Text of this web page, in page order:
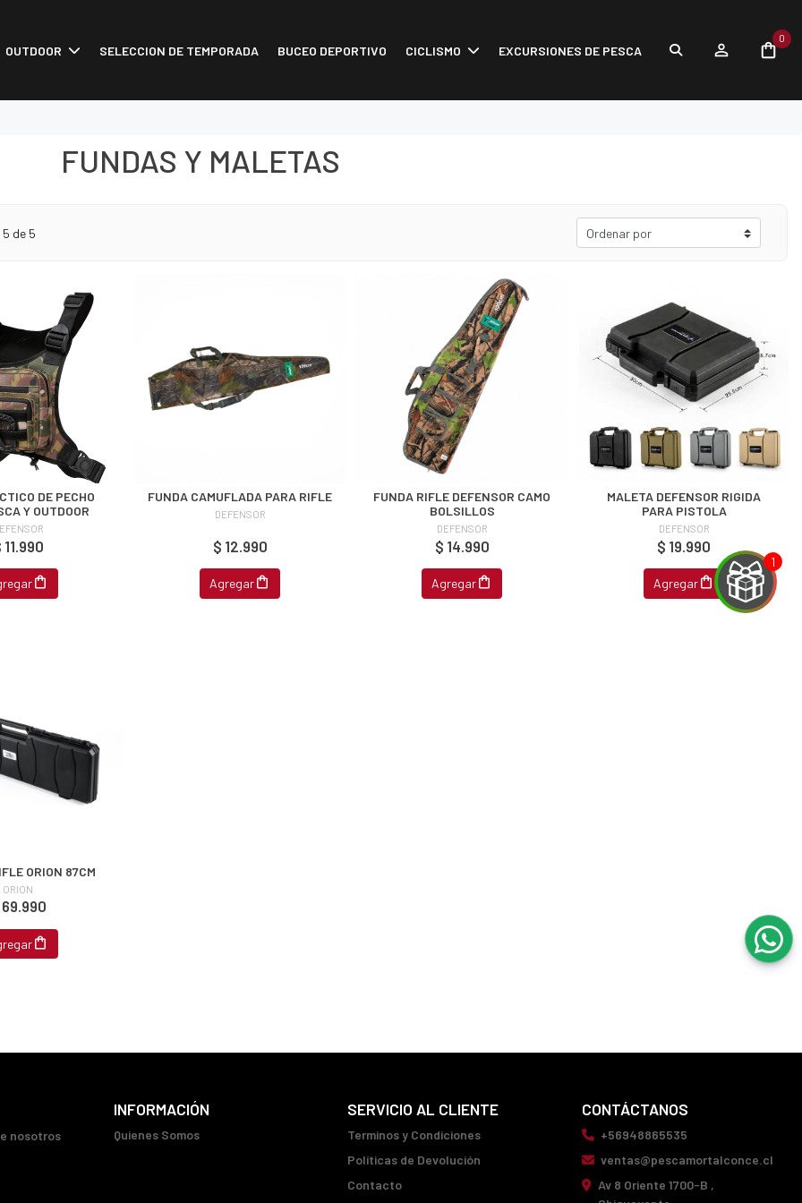
OUTDOOR SELECCION DE TEMPORADA BUCEO DEPORTIVO CICLISMO EXCURSIONES DE PESCA
0
FUNDAS Y MALETAS
5 de 5
DE PECHO
Y OUTDOOR
11.990
FUNDA CAMUFLADA PARA RIFLE
DEFENSOR
$ 12.990
Agregar
FUNDA RIFLE DEFENSOR CAMO
BOLSILLOS
DEFENSOR
$ 14.990
Agregar
MALETA DEFENSOR RIGIDA
PARA PISTOLA
DEFENSOR
$ 19.990
Agregar
ORION 87CM
ORION
nosotros
INFORMACIÓN
Quienes Somos
SERVICIO AL CLIENTE
Terminos y Condiciones
Políticas de Devolución
Contacto
CONTÁCTANOS
+56948865535
ventas@pescamortalconce.cl
Av 8 Oriente 1700-B ,